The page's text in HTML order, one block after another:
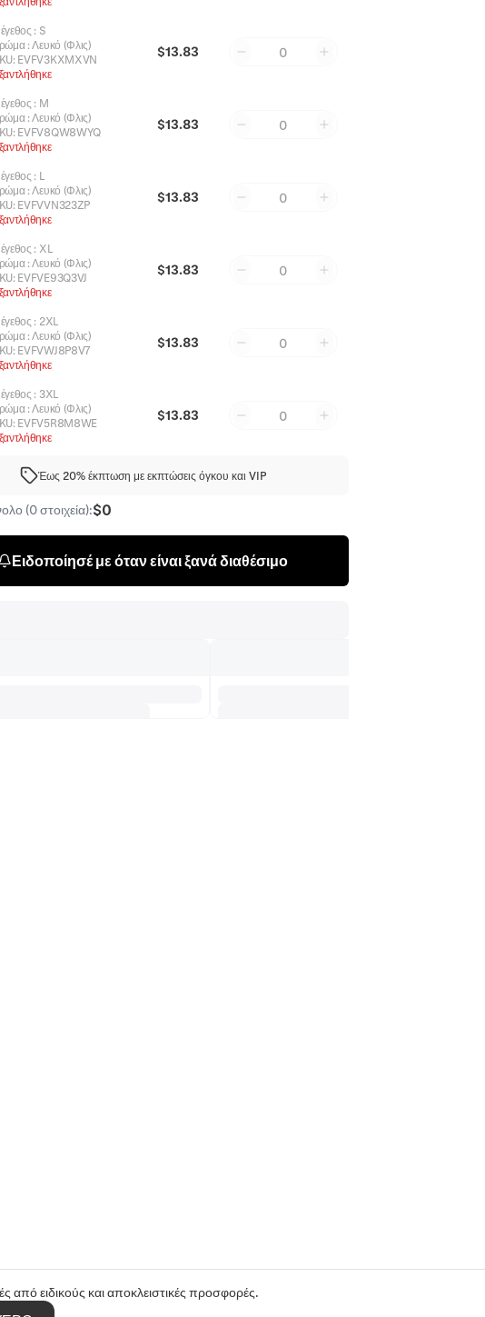
: S
:Λευκό (Φλις)
EVFV3KXMXVN
$13.83 0
: M
:Λευκό (Φλις)
EVFV8QW8WYQ
$13.83 0
: L
:Λευκό (Φλις)
EVFVVN323ZP
$13.83 0
: XL
:Λευκό (Φλις)
EVFVE93Q3VJ
$13.83 0
: 2XL
:Λευκό (Φλις)
EVFVWJ8P8V7
$13.83 0
: 3XL
:Λευκό (Φλις)
EVFV5R8M8WE
$13.83 0
Έως 20% έκπτωση με εκπτώσεις όγκου και VIP
(0 στοιχεία):$0
Ειδοποίησέ με όταν είναι ξανά διαθέσιμο
από ειδικούς και αποκλειστικές προσφορές.